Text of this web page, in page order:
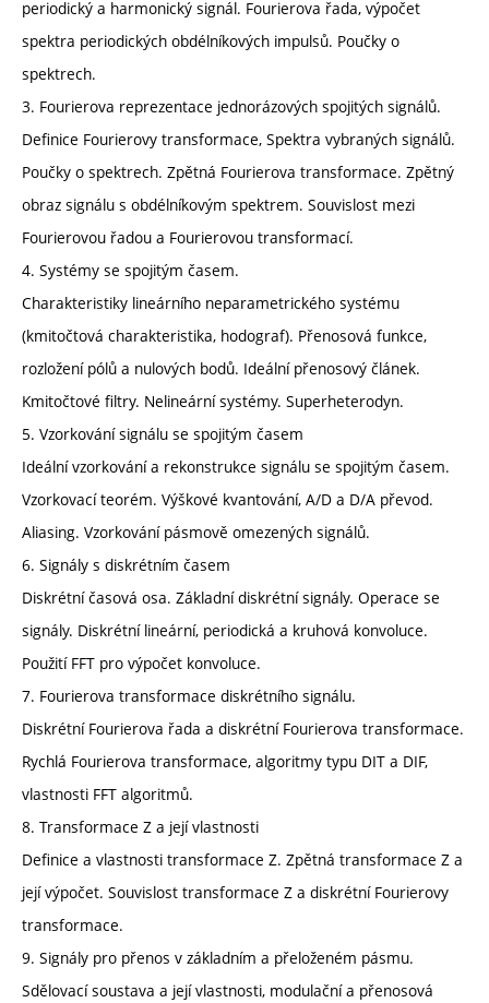
periodický a harmonický signál. Fourierova řada, výpočet
spektra periodických obdélníkových impulsů. Poučky o
spektrech.
3. Fourierova reprezentace jednorázových spojitých signálů.
Definice Fourierovy transformace, Spektra vybraných signálů.
Poučky o spektrech. Zpětná Fourierova transformace. Zpětný
obraz signálu s obdélníkovým spektrem. Souvislost mezi
Fourierovou řadou a Fourierovou transformací.
4. Systémy se spojitým časem.
Charakteristiky lineárního neparametrického systému
(kmitočtová charakteristika, hodograf). Přenosová funkce,
rozložení pólů a nulových bodů. Ideální přenosový článek.
Kmitočtové filtry. Nelineární systémy. Superheterodyn.
5. Vzorkování signálu se spojitým časem
Ideální vzorkování a rekonstrukce signálu se spojitým časem.
Vzorkovací teorém. Výškové kvantování, A/D a D/A převod.
Aliasing. Vzorkování pásmově omezených signálů.
6. Signály s diskrétním časem
Diskrétní časová osa. Základní diskrétní signály. Operace se
signály. Diskrétní lineární, periodická a kruhová konvoluce.
Použití FFT pro výpočet konvoluce.
7. Fourierova transformace diskrétního signálu.
Diskrétní Fourierova řada a diskrétní Fourierova transformace.
Rychlá Fourierova transformace, algoritmy typu DIT a DIF,
vlastnosti FFT algoritmů.
8. Transformace Z a její vlastnosti
Definice a vlastnosti transformace Z. Zpětná transformace Z a
její výpočet. Souvislost transformace Z a diskrétní Fourierovy
transformace.
9. Signály pro přenos v základním a přeloženém pásmu.
Sdělovací soustava a její vlastnosti, modulační a přenosová